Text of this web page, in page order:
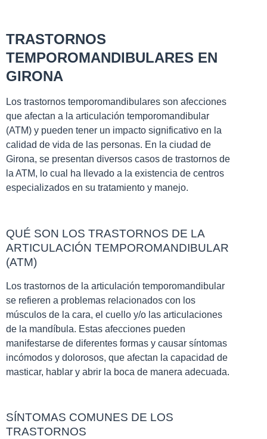
TRASTORNOS
TEMPOROMANDIBULARES EN
GIRONA
Los trastornos temporomandibulares son afecciones
que afectan a la articulación temporomandibular
(ATM) y pueden tener un impacto significativo en la
calidad de vida de las personas. En la ciudad de
Girona, se presentan diversos casos de trastornos de
la ATM, lo cual ha llevado a la existencia de centros
especializados en su tratamiento y manejo.
QUÉ SON LOS TRASTORNOS DE LA
ARTICULACIÓN TEMPOROMANDIBULAR
(ATM)
Los trastornos de la articulación temporomandibular
se refieren a problemas relacionados con los
músculos de la cara, el cuello y/o las articulaciones
de la mandíbula. Estas afecciones pueden
manifestarse de diferentes formas y causar síntomas
incómodos y dolorosos, que afectan la capacidad de
masticar, hablar y abrir la boca de manera adecuada.
SÍNTOMAS COMUNES DE LOS
TRASTORNOS